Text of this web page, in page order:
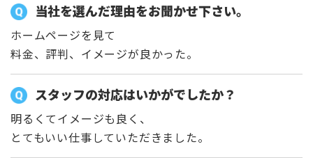
当社を選んだ理由をお聞かせ下さい。
ホームページを見て
料金、評判、イメージが良かった。
スタッフの対応はいかがでしたか？
明るくてイメージも良く、
とてもいい仕事していただきました。